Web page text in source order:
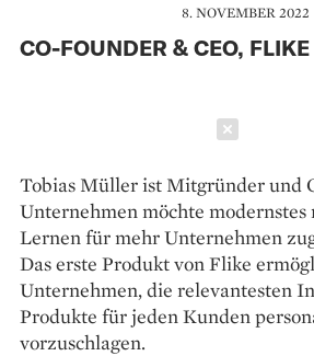
8. NOVEMBER 2022
CO-FOUNDER & CEO, FLIKE
Tobias Müller ist Mitgründer und
Unternehmen möchte modernstes
Lernen für mehr Unternehmen
Das erste Produkt von Flike
Unternehmen, die relevantesten
Produkte für jeden Kunden
vorzuschlagen.